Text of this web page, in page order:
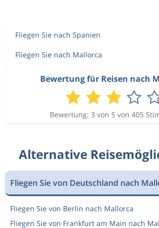
Fliegen Sie nach Spanien
Fliegen Sie nach Mallorca
Bewertung für Reisen nach
Bewertung: 3 von 5 von 405
Alternative
Fliegen Sie von Deutschland nach
Fliegen Sie von Berlin nach Mallorca
Fliegen Sie von Frankfurt am Main nach